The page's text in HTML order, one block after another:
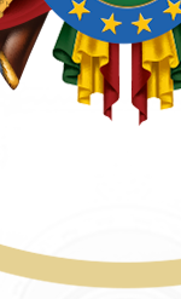
nuevo
al crédito
Foto: captura